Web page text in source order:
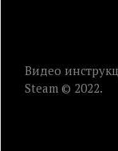
Видео
Steam © 2022.